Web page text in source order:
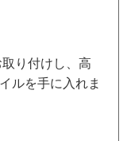
り付けし、高
ルを手に入れま